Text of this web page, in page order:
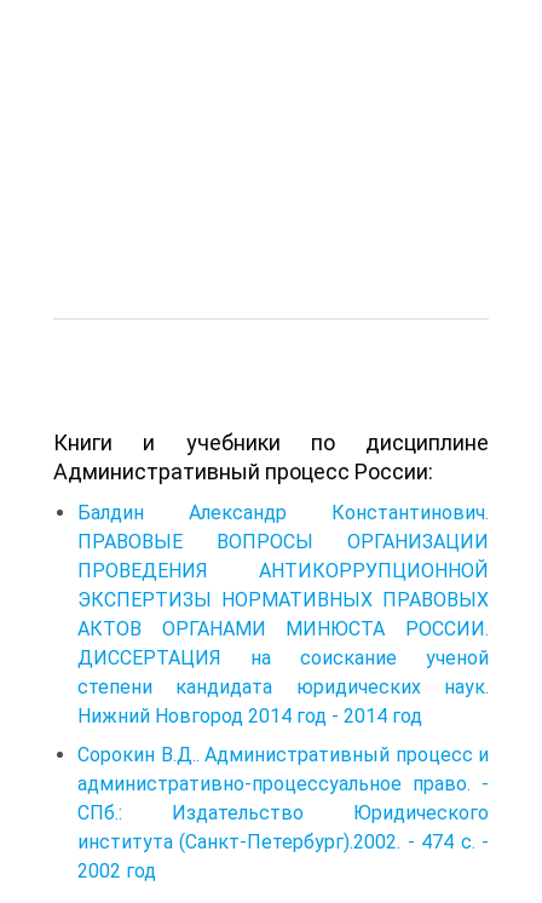
Книги и учебники по дисциплине
Административный процесс России:
Балдин Александр Константинович.
ПРАВОВЫЕ ВОПРОСЫ ОРГАНИЗАЦИИ
ПРОВЕДЕНИЯ АНТИКОРРУПЦИОННОЙ
ЭКСПЕРТИЗЫ НОРМАТИВНЫХ ПРАВОВЫХ
АКТОВ ОРГАНАМИ МИНЮСТА РОССИИ.
ДИССЕРТАЦИЯ на соискание ученой
степени кандидата юридических наук.
Нижний Новгород 2014 год - 2014 год
Сорокин В.Д.. Административный процесс и
административно-процессуальное право. -
СПб.: Издательство Юридического
института (Санкт-Петербург).2002. - 474 с. -
2002 год